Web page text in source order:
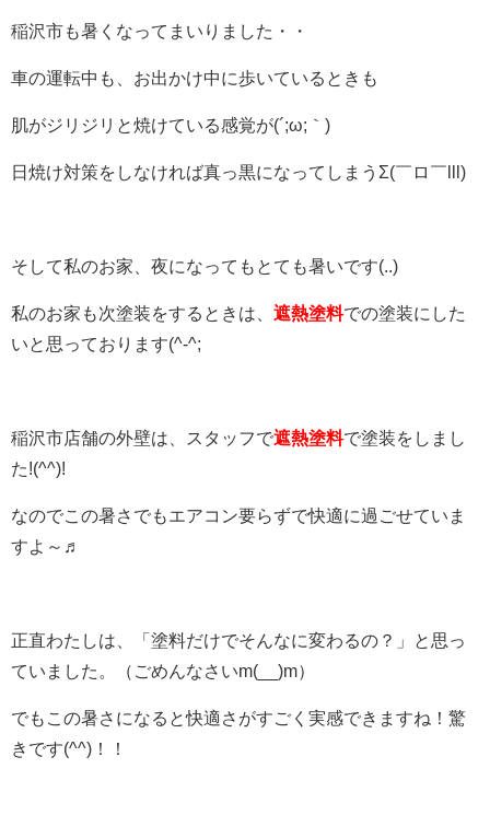
稲沢市も暑くなってまいりました・・
車の運転中も、お出かけ中に歩いているときも
肌がジリジリと焼けている感覚が(´;ω;｀)
日焼け対策をしなければ真っ黒になってしまうΣ(￣ロ￣lll)
そして私のお家、夜になってもとても暑いです(..)
私のお家も次塗装をするときは、 遮熱塗料での塗装にした
いと思っております(^-^;
稲沢市店舗の外壁は、スタッフで遮熱塗料で塗装をしまし
た!(^^)!
なのでこの暑さでもエアコン要らずで快適に過ごせていま
すよ～♬
正直わたしは、「塗料だけでそんなに変わるの？」と思っ
ていました。（ごめんなさいm(__)m）
でもこの暑さになると快適さがすごく実感できますね！驚
きです(^^)！！